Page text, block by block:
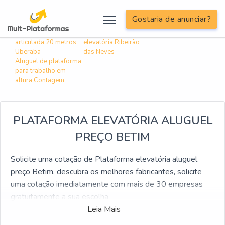
Gostaria de anunciar?
Buscas relacionadas:
Aluguel de plataforma
articulada 20 metros
Uberaba
Alugar plataforma
elevatória Ribeirão
das Neves
Aluguel de plataforma
para trabalho em
altura Contagem
PLATAFORMA ELEVATÓRIA ALUGUEL
PREÇO BETIM
Solicite uma cotação de Plataforma elevatória aluguel
preço Betim, descubra os melhores fabricantes, solicite
uma cotação imediatamente com mais de 30 empresas
gratuitamente a sua escolha
Leia Mais